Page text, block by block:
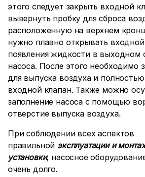
этого следует закрыть входной
вывернуть пробку для сброса
расположенную на верхнем
нужно плавно открывать
появления жидкости в выходном
насоса. После этого необходимо
для выпуска воздуха и
входной клапан. Также можно
заполнение насоса с помощью
отверстие выпуска воздуха.
При соблюдении всех аспектов
правильной эксплуатации и
установки, насосное
очень долго.